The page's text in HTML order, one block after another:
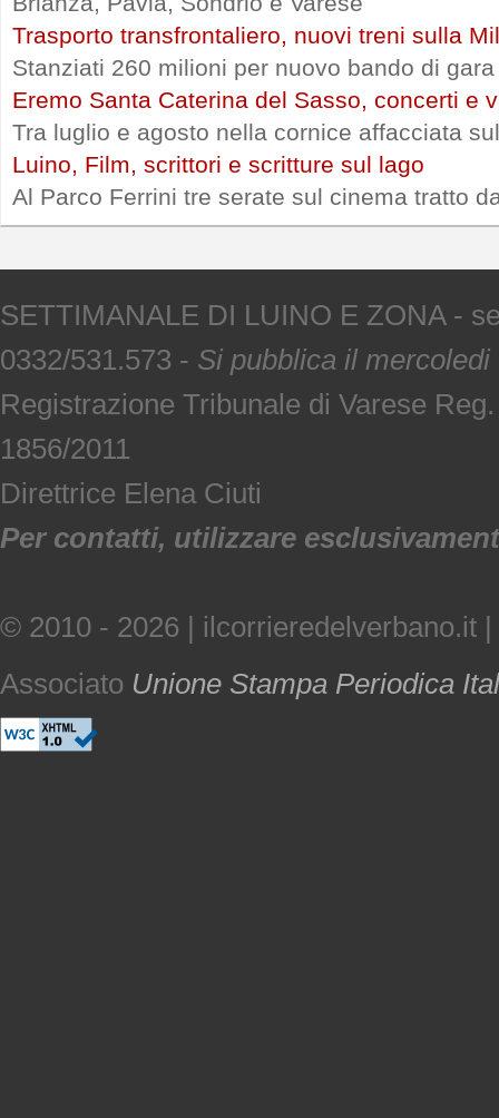
Trasporto transfrontaliero, nuovi treni sulla
Stanziati 260 milioni per nuovo bando di gara
Eremo Santa Caterina del Sasso, concerti e
Tra luglio e agosto nella cornice affacciata
Luino, Film, scrittori e scritture sul lago
Al Parco Ferrini tre serate sul cinema tratto
SETTIMANALE DI LUINO E ZONA -
0332/531.573 - Si pubblica il mercoledi
Registrazione Tribunale di Varese
1856/2011
Direttrice Elena Ciuti
Per contatti, utilizzare
© 2010 - 2026 | ilcorrieredelverbano.it
Associato Unione Stampa Periodica